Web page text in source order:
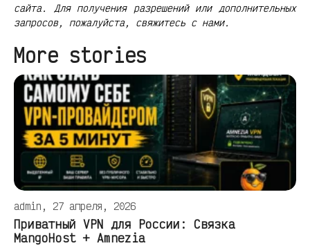
сайта. Для получения разрешений или дополнительных
запросов, пожалуйста, свяжитесь с нами.
More stories
admin, 27 апреля, 2026
Приватный VPN для России: Связка
MangoHost + Amnezia